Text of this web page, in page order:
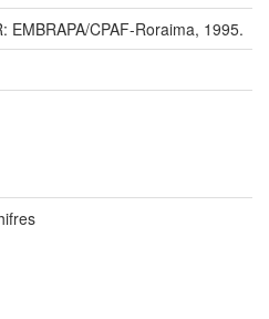
EMBRAPA/CPAF-Roraima, 1995.